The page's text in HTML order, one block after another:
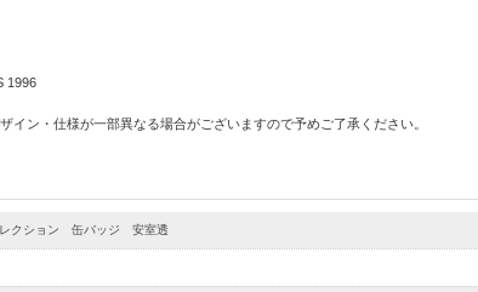
1996
ン・仕様が一部異なる場合がございますので予めご了承ください。
クション 缶バッジ 安室透